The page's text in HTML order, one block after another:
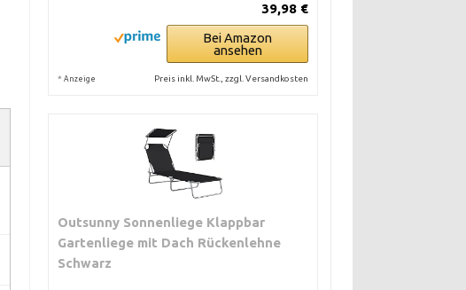
39,98 €
Bei Amazon
ansehen
* Anzeige Preis inkl. MwSt., zzgl. Versandkosten
Outsunny Sonnenliege Klappbar
Gartenliege mit Dach Rückenlehne
Schwarz